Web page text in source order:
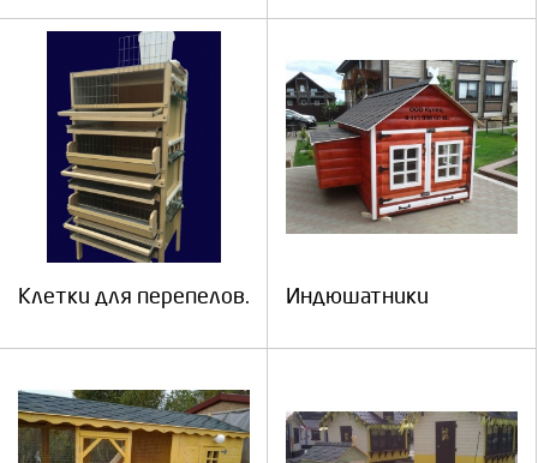
Клетки для перепелов. Индюшатники